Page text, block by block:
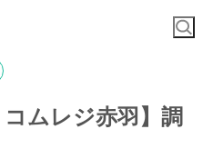
コムレジ赤羽】調